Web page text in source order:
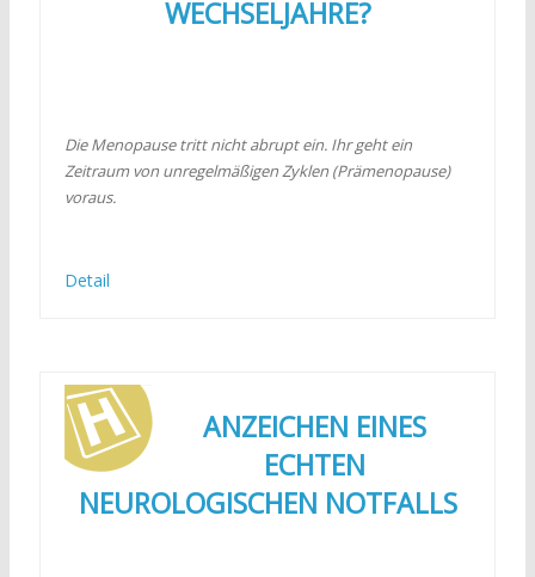
WECHSELJAHRE?
Die Menopause tritt nicht abrupt ein. Ihr geht ein
Zeitraum von unregelmäßigen Zyklen (Prämenopause)
voraus.
Detail
ANZEICHEN EINES
ECHTEN
NEUROLOGISCHEN NOTFALLS